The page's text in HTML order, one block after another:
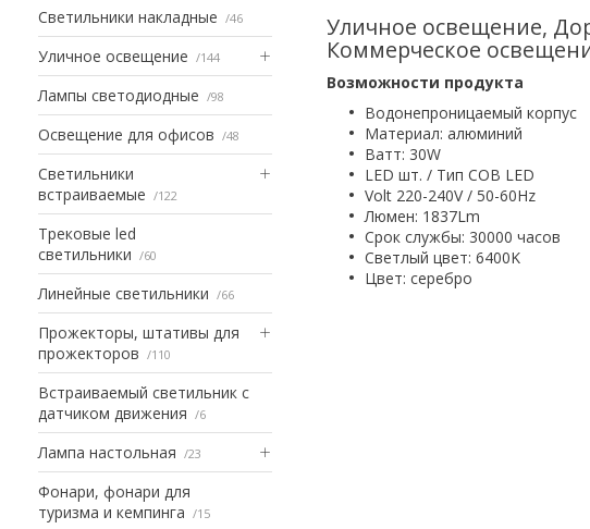
Светильники накладные 46
Уличное освещение 144
Лампы светодиодные 98
Освещение для офисов 48
Светильники
встраиваемые
122
Трековые led
светильники
60
Линейные светильники 66
Прожекторы, штативы для
прожекторов
110
Встраиваемый светильник с
датчиком движения
6
Лампа настольная 23
Фонари, фонари для
туризма и кемпинга
15
Уличное освещение,
Коммерческое
Возможности продукта
Водонепроницаемый корпус
Материал: алюминий
Bатт: 30W
LED шт. / Тип COB LED
Volt 220-240V / 50-60Hz
Люмен: 1837Lm
Срок службы: 30000 часов
Светлый цвет: 6400K
Цвет: серебро